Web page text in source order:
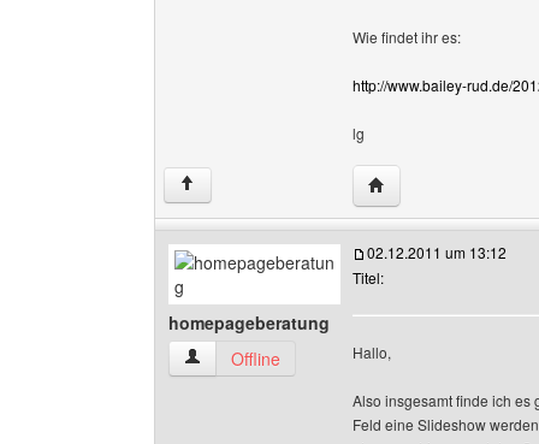
Wie findet ihr es:
http://www.bailey-rud.de/
lg
↑ Website dieses
homepageberatung
homepageberatung Benutzer-Profile anzeigen
Offline
02.12.2011 um 13:12
Titel:
Hallo,
Also insgesamt finde ich es
Feld eine Slideshow